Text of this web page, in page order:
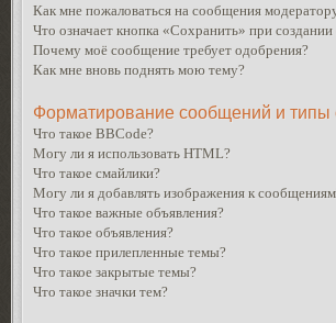
Как мне пожаловаться на сообщения
Что означает кнопка «Сохранить» при
Почему моё сообщение требует одобрения?
Как мне вновь поднять мою тему?
Форматирование сообщений и типы
Что такое BBCode?
Могу ли я использовать HTML?
Что такое смайлики?
Могу ли я добавлять изображения к
Что такое важные объявления?
Что такое объявления?
Что такое прилепленные темы?
Что такое закрытые темы?
Что такое значки тем?